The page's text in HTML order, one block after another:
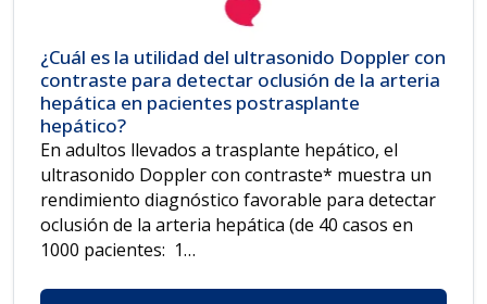
¿Cuál es la utilidad del ultrasonido Doppler con
contraste para detectar oclusión de la arteria
hepática en pacientes postrasplante
hepático?
En adultos llevados a trasplante hepático, el
ultrasonido Doppler con contraste* muestra un
rendimiento diagnóstico favorable para detectar
oclusión de la arteria hepática (de 40 casos en
1000 pacientes: 1…